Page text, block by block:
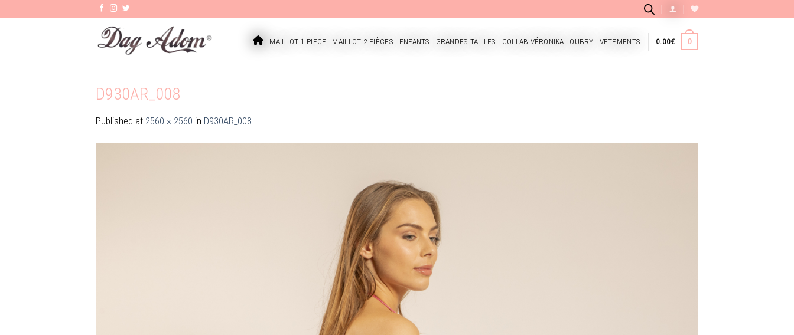
ACCUEILMAILLOT 1 PIECE MAILLOT 2 PIÈCES ENFANTS GRANDES TAILLES COLLAB VÉRONIKA LOUBRY VÊTEMENTS 0.00€ 0
D930AR_008
Published at 2560 × 2560 in D930AR_008